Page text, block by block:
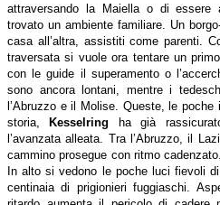
attraversando la Maiella o di essere
trovato un ambiente familiare. Un
casa all’altra, assistiti come parenti.
traversata si vuole ora tentare un
con le guide il superamento o
sono ancora lontani, mentre i
l’Abruzzo e il Molise. Queste, le
storia,
Kesselring ha già
l’avanzata alleata. Tra l’Abruzzo, il
cammino prosegue con ritmo
In alto si vedono le poche luci fievoli di
centinaia di prigionieri fuggiaschi.